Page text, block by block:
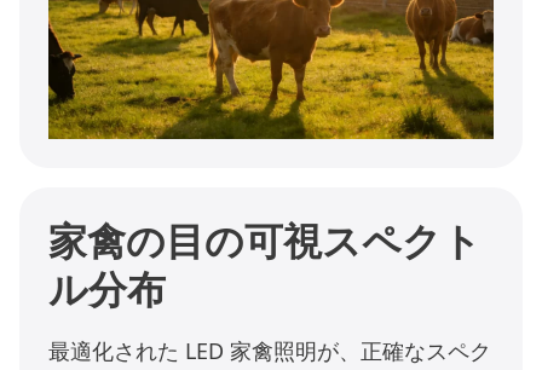
家禽の目の可視スペクト
ル分布
最適化された LED 家禽照明が、正確なスペク